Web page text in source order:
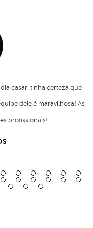
casar, tinha certeza que
dele é maravilhosa! As
profissionais!